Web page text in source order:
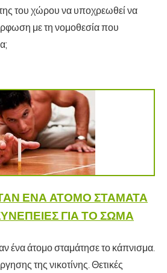
του χώρου να υποχρεωθεί να
με τη νομοθεσία που
ΈΝΑ ΆΤΟΜΟ ΣΤΑΜΑΤΆ
ΓΙΑ ΤΟ ΣΏΜΑ
ένα άτομο σταμάτησε το κάπνισμα.
της νικοτίνης. Θετικές